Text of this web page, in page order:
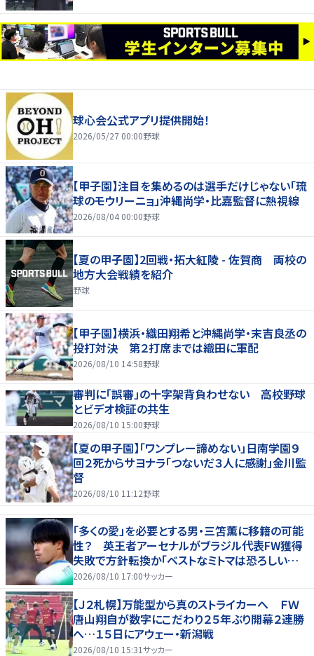
球心会公式アプリ提供開始！
2026/05/27 00:00野球
【甲子園】注目を集めるのは選手だけじゃない「琉
球のモウリーニョ」沖縄尚学・比嘉監督に熱視線
2026/08/04 00:00野球
【夏の甲子園】2回戦・拓大紅陵 - 佐賀商 両校の
地方大会戦績を紹介
野球
【甲子園】横浜・織田翔希と沖縄尚学・末吉良丞の
投打対決 第２打席までは織田に軍配
2026/08/10 14:58野球
審判に「誤審」の十字架背負わせない 高校野球
とビデオ検証の共生
2026/08/10 15:00野球
【夏の甲子園】「ワンプレー諦めない」日南学園９
回２死からサヨナラ「つないだ３人に感謝」金川監
督
2026/08/10 11:12野球
「多くの愛」を必要とする男・三笘薫に移籍の可能
性？ 英王者アーセナルがブラジル代表FW獲得
失敗で方針転換か「ベストなミトマは恐ろしいほ
ど優れている」
2026/08/10 17:00サッカー
【Ｊ２札幌】万能型から真のストライカーへ ＦＷ
唐山翔自が数字にこだわり２５年ぶり開幕２連勝
へ…１５日にアウェー・新潟戦
2026/08/10 15:31サッカー